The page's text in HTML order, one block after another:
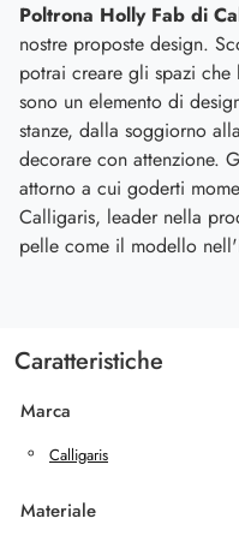
Poltrona Holly Fab di
nostre proposte design.
potrai creare gli spazi che
sono un elemento di
stanze, dalla soggiorno
decorare con attenzione.
attorno a cui goderti
Calligaris, leader nella
pelle come il modello
Caratteristiche
Marca
Calligaris
Materiale